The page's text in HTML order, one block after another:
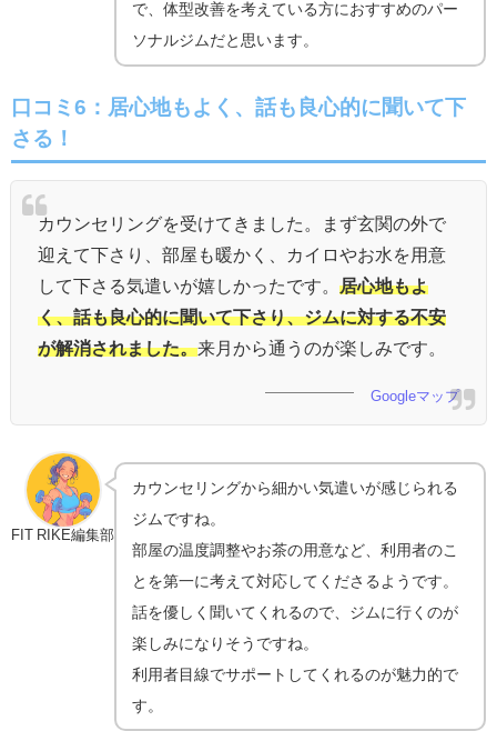
で、体型改善を考えている方におすすめのパー
ソナルジムだと思います。
口コミ6： 居心地もよく、話も良心的に聞いて下
さる！
カウンセリングを受けてきました。まず玄関の外で
迎えて下さり、部屋も暖かく、カイロやお水を用意
して下さる気遣いが嬉しかったです。 居心地もよ
く、話も良心的に聞いて下さり、ジムに対する不安
が解消されました。来月から通うのが楽しみです。
Googleマップ
FIT RIKE編集部
カウンセリングから細かい気遣いが感じられる
ジムですね。
部屋の温度調整やお茶の用意など、利用者のこ
とを第一に考えて対応してくださるようです。
話を優しく聞いてくれるので、ジムに行くのが
楽しみになりそうですね。
利用者目線でサポートしてくれるのが魅力的で
す。